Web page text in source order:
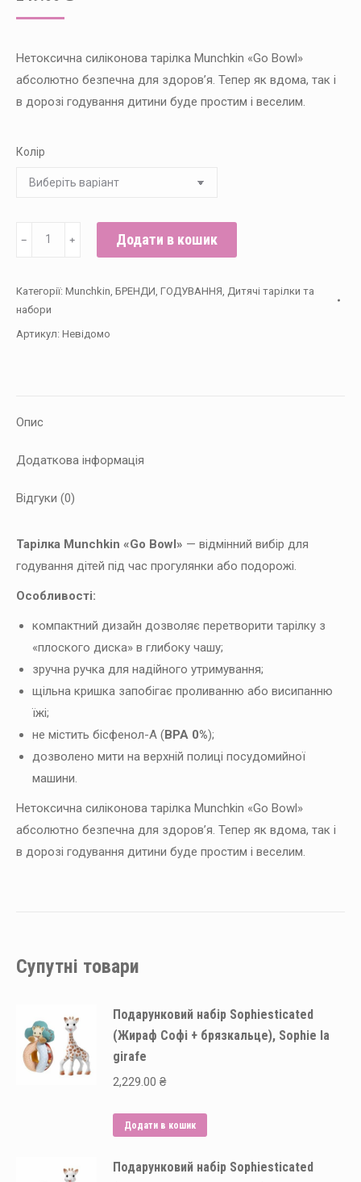
Нетоксична силіконова тарілка Munchkin «Go Bowl»
абсолютно безпечна для здоров’я. Тепер як вдома, так і
в дорозі годування дитини буде простим і веселим.
Колір
Тарілка
"Go
Bowl"
кількість
﹣ ﹢ Додати в кошик
Категорії: Munchkin БРЕНДИ ГОДУВАННЯ Дитячі тарілки та
набори
Артикул: Невідомо
Опис
Додаткова інформація
Відгуки (0)
Тарілка Munchkin «Go Bowl» — відмінний вибір для
годування дітей під час прогулянки або подорожі.
Особливості:
компактний дизайн дозволяє перетворити тарілку з
«плоского диска» в глибоку чашу;
зручна ручка для надійного утримування;
щільна кришка запобігає проливанню або висипанню
їжі;
не містить бісфенол-А (BPA 0%);
дозволено мити на верхній полиці посудомийної
машини.
Нетоксична силіконова тарілка Munchkin «Go Bowl»
абсолютно безпечна для здоров’я. Тепер як вдома, так і
в дорозі годування дитини буде простим і веселим.
Супутні товари
Подарунковий набір Sophiesticated
(Жираф Софі + брязкальце), Sophie la
girafe
2,229.00 ₴
Додати в кошик
Подарунковий набір Sophiesticated